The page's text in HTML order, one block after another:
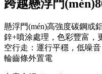
跨越懸浮門
懸浮門(mén)高強度碳鋼或鋁
鋅+噴涂處理，色彩豐富
空行走：運行平穩，低噪音
輪齒條外置電